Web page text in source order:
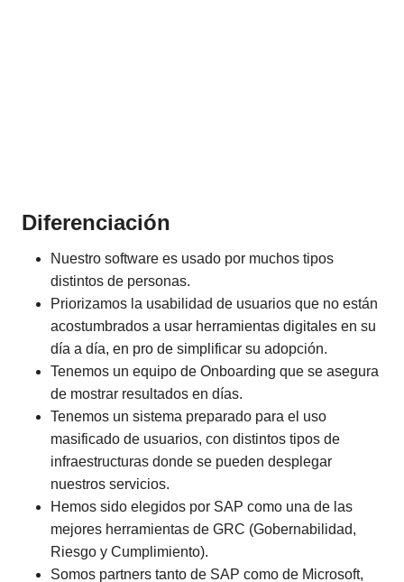
Diferenciación
Nuestro software es usado por muchos tipos
distintos de personas.
Priorizamos la usabilidad de usuarios que no están
acostumbrados a usar herramientas digitales en su
día a día, en pro de simplificar su adopción.
Tenemos un equipo de Onboarding que se asegura
de mostrar resultados en días.
Tenemos un sistema preparado para el uso
masificado de usuarios, con distintos tipos de
infraestructuras donde se pueden desplegar
nuestros servicios.
Hemos sido elegidos por SAP como una de las
mejores herramientas de GRC (Gobernabilidad,
Riesgo y Cumplimiento).
Somos partners tanto de SAP como de Microsoft,